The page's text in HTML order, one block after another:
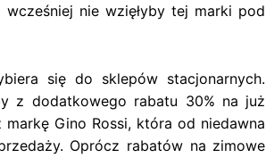
nie wzięłyby tej marki pod
się do sklepów stacjonarnych.
z dodatkowego rabatu 30% na już
Gino Rossi, która od niedawna
Oprócz rabatów na zimowe